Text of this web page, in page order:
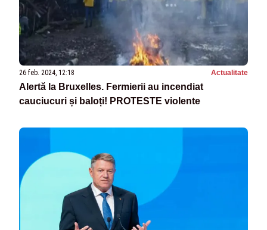
26 feb. 2024, 12:18 Actualitate
Alertă la Bruxelles. Fermierii au incendiat
cauciucuri și baloți! PROTESTE violente